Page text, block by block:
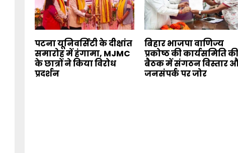
पटना यूनिवर्सिटी के दीक्षांत
समारोह में हंगामा, MJMC
के छात्रों ने किया विरोध
प्रदर्शन
बिहार भाजपा वाणिज्य
प्रकोष्ठ की कार्यसमिति की
बैठक में संगठन विस्तार
जनसंपर्क पर जोर